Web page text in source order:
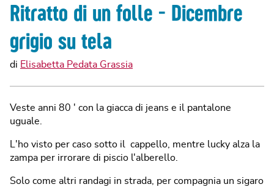
Ritratto di un folle - Dicembre
grigio su tela
di Elisabetta Pedata Grassia
Veste anni 80 ' con la giacca di jeans e il pantalone
uguale.
L'ho visto per caso sotto il cappello, mentre lucky alza la
zampa per irrorare di piscio l'alberello.
Solo come altri randagi in strada, per compagnia un sigaro